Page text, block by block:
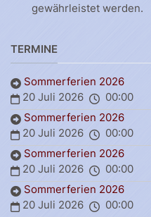
gewährleistet werden.
TERMINE
Sommerferien 2026
20 Juli 2026
00:00
Sommerferien 2026
20 Juli 2026
00:00
Sommerferien 2026
20 Juli 2026
00:00
Sommerferien 2026
20 Juli 2026
00:00